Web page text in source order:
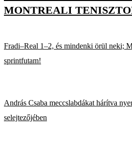
MONTREALI
Fradi–Real 1–2, és mindenki örül neki;
sprintfutam!
András Csaba meccslabdákat hárítva
selejtezőjében